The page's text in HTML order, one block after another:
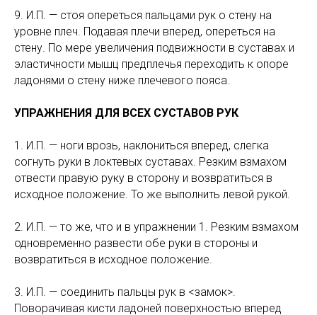
9. И.П. — стоя опереться пальцами рук о стену на
уровне плеч. Подавая плечи вперед, опереться на
стену. По мере увеличения подвижности в суставах и
эластичности мышц предплечья переходить к опоре
ладонями о стену ниже плечевого пояса.
УПРАЖНЕНИЯ ДЛЯ ВСЕХ СУСТАВОВ РУК
1. И.П. — ноги врозь, наклониться вперед, слегка
согнуть руки в локтевых суставах. Резким взмахом
отвести правую руку в сторону и возвратиться в
исходное положение. То же выполнить левой рукой.
2. И.П. — то же, что и в упражнении 1. Резким взмахом
одновременно развести обе руки в стороны и
возвратиться в исходное положение.
3. И.П. — соединить пальцы рук в <замок>.
Поворачивая кисти ладоней поверхностью вперед